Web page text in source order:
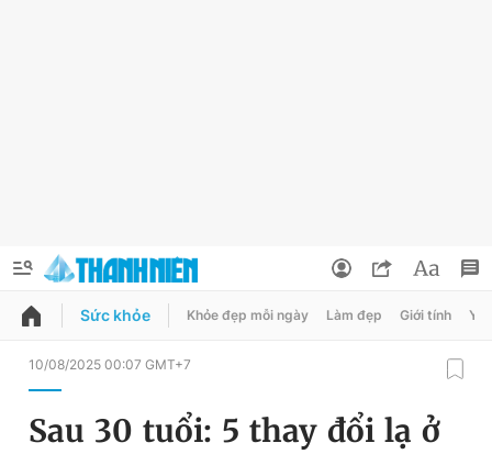
QUẢNG CÁO ĐẶT BÁO
Đổi mật khẩu
Sức khỏe Khỏe đẹp mỗi ngày Làm đẹp Giới tính Y
10/08/2025 00:07 GMT+7
Sau 30 tuổi: 5 thay đổi lạ ở